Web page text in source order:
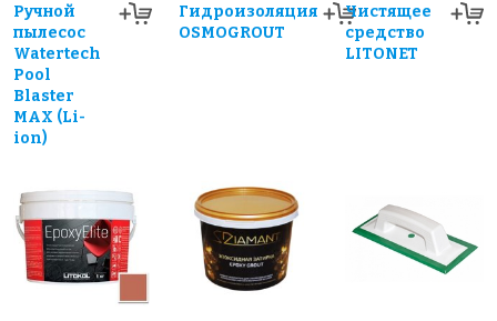
Ручной
пылесос
Watertech
Pool
Blaster
MAX (Li-
ion)
Гидроизоляция
OSMOGROUT
Чистящее
средство
LITONET